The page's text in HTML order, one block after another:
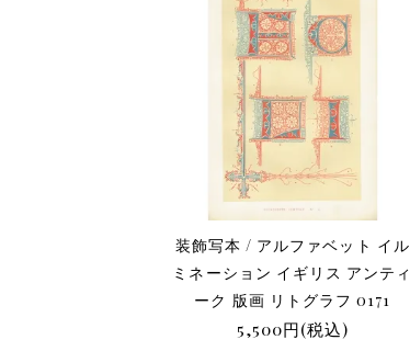
装飾写本 / アルファベット イル
ミネーション イギリス アンティ
ーク 版画 リトグラフ 0171
5,500円(税込)